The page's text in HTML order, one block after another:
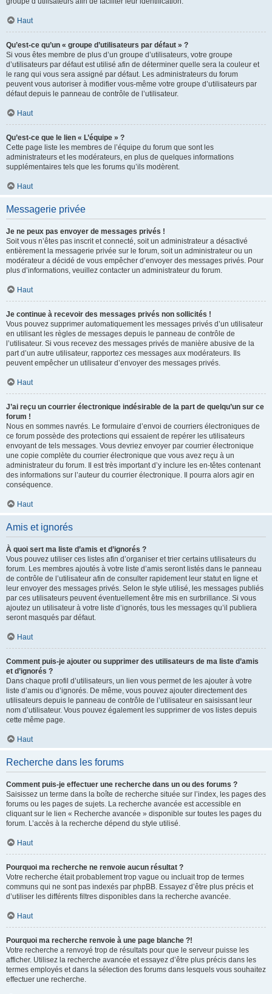
Haut
Qu’est-ce qu’un « groupe d’utilisateurs par défaut » ?
Si vous êtes membre de plus d’un groupe d’utilisateurs, votre groupe
d’utilisateurs par défaut est utilisé afin de déterminer quelle sera la couleur et
le rang qui vous sera assigné par défaut. Les administrateurs du forum
peuvent vous autoriser à modifier vous-même votre groupe d’utilisateurs par
défaut depuis le panneau de contrôle de l’utilisateur.
Haut
Qu’est-ce que le lien « L’équipe » ?
Cette page liste les membres de l’équipe du forum que sont les
administrateurs et les modérateurs, en plus de quelques informations
supplémentaires tels que les forums qu’ils modèrent.
Haut
Messagerie privée
Je ne peux pas envoyer de messages privés !
Soit vous n’êtes pas inscrit et connecté, soit un administrateur a désactivé
entièrement la messagerie privée sur le forum, soit un administrateur ou un
modérateur a décidé de vous empêcher d’envoyer des messages privés. Pour
plus d’informations, veuillez contacter un administrateur du forum.
Haut
Je continue à recevoir des messages privés non sollicités !
Vous pouvez supprimer automatiquement les messages privés d’un utilisateur
en utilisant les règles de messages depuis le panneau de contrôle de
l’utilisateur. Si vous recevez des messages privés de manière abusive de la
part d’un autre utilisateur, rapportez ces messages aux modérateurs. Ils
peuvent empêcher un utilisateur d’envoyer des messages privés.
Haut
J’ai reçu un courrier électronique indésirable de la part de quelqu’un sur ce
forum !
Nous en sommes navrés. Le formulaire d’envoi de courriers électroniques de
ce forum possède des protections qui essaient de repérer les utilisateurs
envoyant de tels messages. Vous devriez envoyer par courrier électronique
une copie complète du courrier électronique que vous avez reçu à un
administrateur du forum. Il est très important d’y inclure les en-têtes contenant
des informations sur l’auteur du courrier électronique. Il pourra alors agir en
conséquence.
Haut
Amis et ignorés
À quoi sert ma liste d’amis et d’ignorés ?
Vous pouvez utiliser ces listes afin d’organiser et trier certains utilisateurs du
forum. Les membres ajoutés à votre liste d’amis seront listés dans le panneau
de contrôle de l’utilisateur afin de consulter rapidement leur statut en ligne et
leur envoyer des messages privés. Selon le style utilisé, les messages publiés
par ces utilisateurs peuvent éventuellement être mis en surbrillance. Si vous
ajoutez un utilisateur à votre liste d’ignorés, tous les messages qu’il publiera
seront masqués par défaut.
Haut
Comment puis-je ajouter ou supprimer des utilisateurs de ma liste d’amis
et d’ignorés ?
Dans chaque profil d’utilisateurs, un lien vous permet de les ajouter à votre
liste d’amis ou d’ignorés. De même, vous pouvez ajouter directement des
utilisateurs depuis le panneau de contrôle de l’utilisateur en saisissant leur
nom d’utilisateur. Vous pouvez également les supprimer de vos listes depuis
cette même page.
Haut
Recherche dans les forums
Comment puis-je effectuer une recherche dans un ou des forums ?
Saisissez un terme dans la boîte de recherche située sur l’index, les pages des
forums ou les pages de sujets. La recherche avancée est accessible en
cliquant sur le lien « Recherche avancée » disponible sur toutes les pages du
forum. L’accès à la recherche dépend du style utilisé.
Haut
Pourquoi ma recherche ne renvoie aucun résultat ?
Votre recherche était probablement trop vague ou incluait trop de termes
communs qui ne sont pas indexés par phpBB. Essayez d’être plus précis et
d’utiliser les différents filtres disponibles dans la recherche avancée.
Haut
Pourquoi ma recherche renvoie à une page blanche ?!
Votre recherche a renvoyé trop de résultats pour que le serveur puisse les
afficher. Utilisez la recherche avancée et essayez d’être plus précis dans les
termes employés et dans la sélection des forums dans lesquels vous souhaitez
effectuer une recherche.